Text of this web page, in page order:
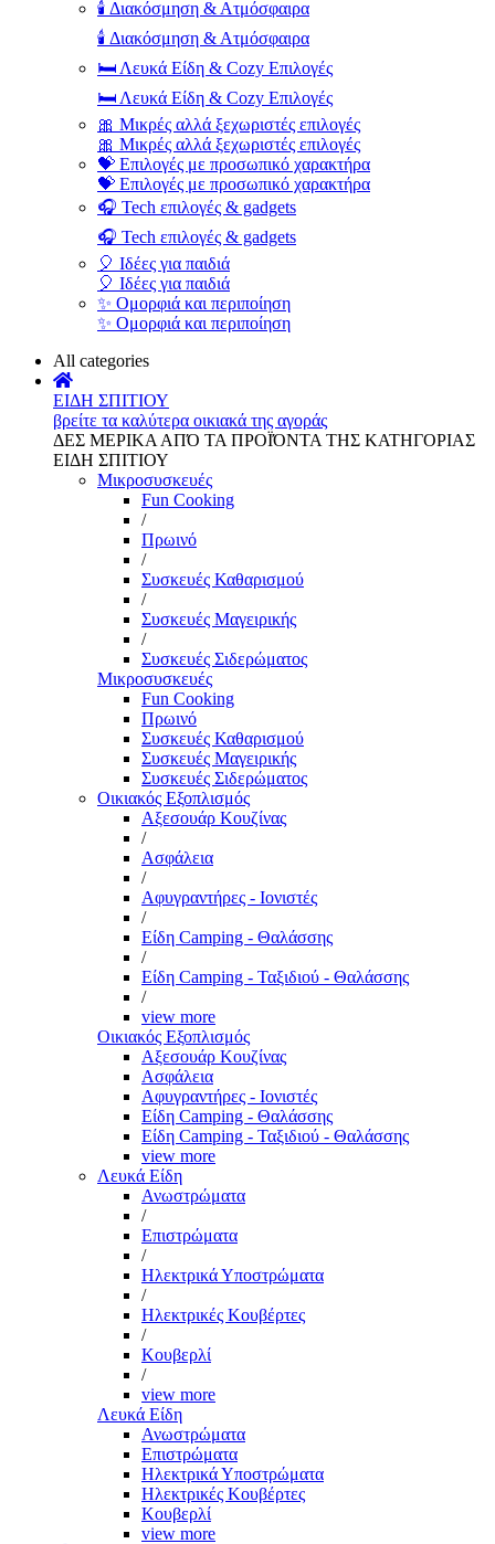
🕯️ Διακόσμηση & Ατμόσφαιρα
🕯️ Διακόσμηση & Ατμόσφαιρα
🛏️ Λευκά Είδη & Cozy Επιλογές
🛏️ Λευκά Είδη & Cozy Επιλογές
🎀 Μικρές αλλά ξεχωριστές επιλογές
🎀 Μικρές αλλά ξεχωριστές επιλογές
💝 Επιλογές με προσωπικό χαρακτήρα
💝 Επιλογές με προσωπικό χαρακτήρα
🎧 Tech επιλογές & gadgets
🎧 Tech επιλογές & gadgets
🎈 Ιδέες για παιδιά
🎈 Ιδέες για παιδιά
✨ Ομορφιά και περιποίηση
✨ Ομορφιά και περιποίηση
All categories
ΕΙΔΗ ΣΠΙΤΙΟΥ
βρείτε τα καλύτερα οικιακά της αγοράς
ΔΕΣ ΜΕΡΙΚΑ ΑΠΌ ΤΑ ΠΡΟΪΌΝΤΑ ΤΗΣ ΚΑΤΗΓΟΡΙΑΣ
ΕΙΔΗ ΣΠΙΤΙΟΥ
Μικροσυσκευές
Fun Cooking
/
Πρωινό
/
Συσκευές Καθαρισμού
/
Συσκευές Μαγειρικής
/
Συσκευές Σιδερώματος
Μικροσυσκευές
Fun Cooking
Πρωινό
Συσκευές Καθαρισμού
Συσκευές Μαγειρικής
Συσκευές Σιδερώματος
Οικιακός Εξοπλισμός
Αξεσουάρ Κουζίνας
/
Ασφάλεια
/
Αφυγραντήρες - Ιονιστές
/
Είδη Camping - Θαλάσσης
/
Είδη Camping - Ταξιδιού - Θαλάσσης
/
view more
Οικιακός Εξοπλισμός
Αξεσουάρ Κουζίνας
Ασφάλεια
Αφυγραντήρες - Ιονιστές
Είδη Camping - Θαλάσσης
Είδη Camping - Ταξιδιού - Θαλάσσης
view more
Λευκά Είδη
Ανωστρώματα
/
Επιστρώματα
/
Ηλεκτρικά Υποστρώματα
/
Ηλεκτρικές Κουβέρτες
/
Κουβερλί
/
view more
Λευκά Είδη
Ανωστρώματα
Επιστρώματα
Ηλεκτρικά Υποστρώματα
Ηλεκτρικές Κουβέρτες
Κουβερλί
view more